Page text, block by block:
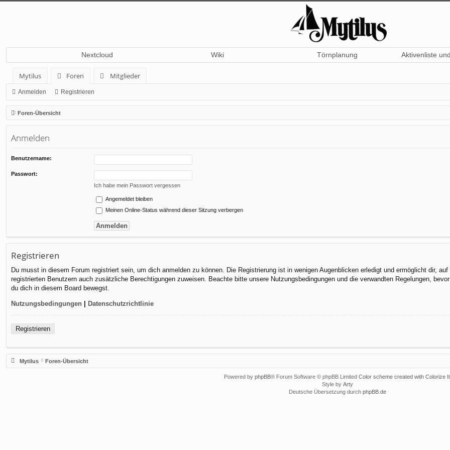
Nextcloud Wiki Törnplanung Aktivenliste
Mytilus Foren
Mitglieder
Anmelden Registrieren
Foren-Übersicht
Anmelden
Benutzername:
Passwort:
Ich habe mein Passwort vergessen
Angemeldet bleiben
Meinen Online-Status während dieser Sitzung verbergen
Registrieren
Du musst in diesem Forum registriert sein, um dich anmelden zu können. Die Registrierung ist in wenigen Augenblicken erledigt und ermöglicht dir,
registrierten Benutzern auch zusätzliche Berechtigungen zuweisen. Beachte bitte unsere Nutzungsbedingungen und die verwandten Regelungen,
du dich in diesem Board bewegst.
Nutzungsbedingungen | Datenschutzrichtlinie
Registrieren
Mytilus Foren-Übersicht
Powered by phpBB® Forum Software © phpBB Limited Color scheme created with Colorize It.
Style by Arty
Deutsche Übersetzung durch phpBB.de